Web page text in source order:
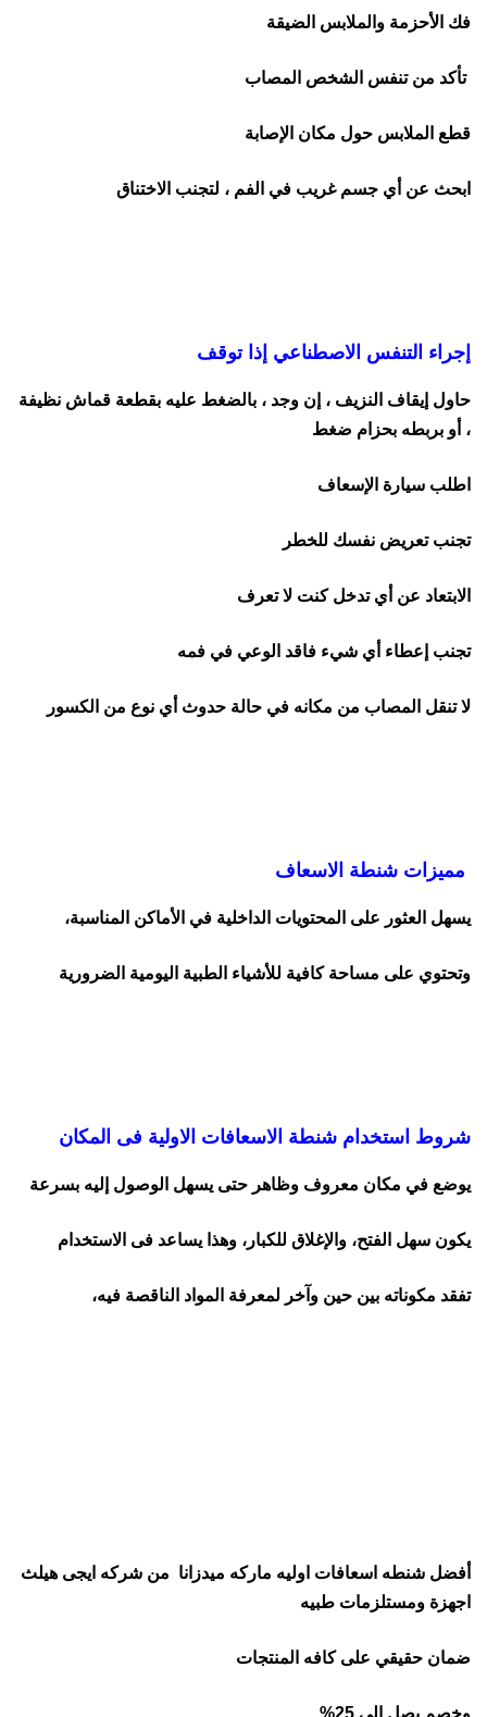
فك الأحزمة والملابس الضيقة
تأكد من تنفس الشخص المصاب
قطع الملابس حول مكان الإصابة
ابحث عن أي جسم غريب في الفم ، لتجنب الاختناق
إجراء التنفس الاصطناعي إذا توقف
حاول إيقاف النزيف ، إن وجد ، بالضغط عليه بقطعة قماش نظيفة
، أو بربطه بحزام ضغط
اطلب سيارة الإسعاف
تجنب تعريض نفسك للخطر
الابتعاد عن أي تدخل كنت لا تعرف
تجنب إعطاء أي شيء فاقد الوعي في فمه
لا تنقل المصاب من مكانه في حالة حدوث أي نوع من الكسور
مميزات شنطة الاسعاف
يسهل العثور على المحتويات الداخلية في الأماكن المناسبة،
وتحتوي على مساحة كافية للأشياء الطبية اليومية الضرورية
شروط استخدام شنطة الاسعافات الاولية فى المكان
يوضع في مكان معروف وظاهر حتى يسهل الوصول إليه بسرعة
يكون سهل الفتح، والإغلاق للكبار، وهذا يساعد فى الاستخدام
تفقد مكوناته بين حين وآخر لمعرفة المواد الناقصة فيه،
أفضل شنطه اسعافات اوليه ماركه ميدزانا من شركه ايجى هيلث
اجهزة ومستلزمات طبيه
ضمان حقيقي على كافه المنتجات